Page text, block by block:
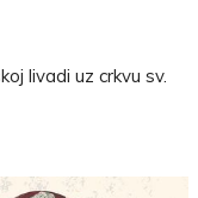
livadi uz crkvu sv.